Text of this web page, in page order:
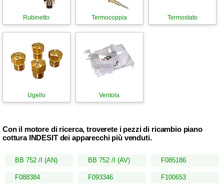
Rubinetto Termocoppia Termostato
Ugello Ventola
Con il motore di ricerca, troverete i pezzi di ricambio piano
cottura INDESIT dei apparecchi più venduti.
BB 752 /I (AN) BB 752 /I (AV) F085186
F088384 F093346 F100653